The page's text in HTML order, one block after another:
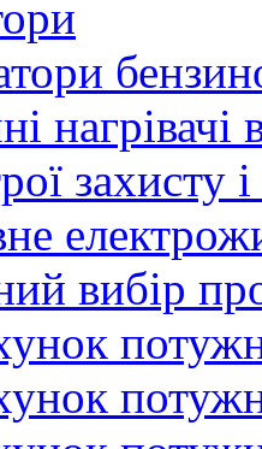
нагрівачі
захисту і
вибір